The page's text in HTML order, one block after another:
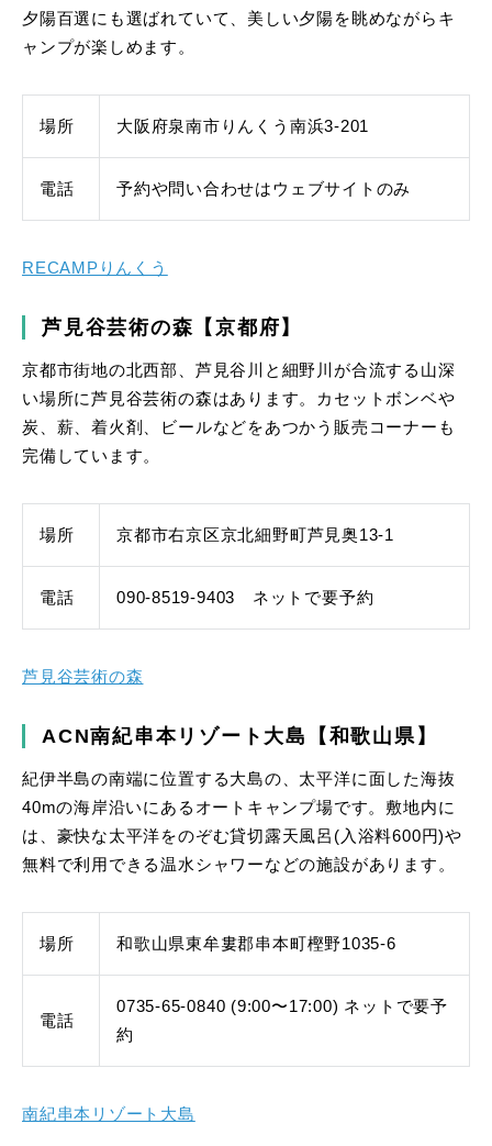
夕陽百選にも選ばれていて、美しい夕陽を眺めながらキ
ャンプが楽しめます。
場所 大阪府泉南市りんくう南浜3-201
電話 予約や問い合わせはウェブサイトのみ
RECAMPりんくう
芦見谷芸術の森【京都府】
京都市街地の北西部、芦見谷川と細野川が合流する山深
い場所に芦見谷芸術の森はあります。カセットボンベや
炭、薪、着火剤、ビールなどをあつかう販売コーナーも
完備しています。
場所 京都市右京区京北細野町芦見奥13-1
電話 090-8519-9403 ネットで要予約
芦見谷芸術の森
ACN南紀串本リゾート大島【和歌山県】
紀伊半島の南端に位置する大島の、太平洋に面した海抜
40mの海岸沿いにあるオートキャンプ場です。敷地内に
は、豪快な太平洋をのぞむ貸切露天風呂(入浴料600円)や
無料で利用できる温水シャワーなどの施設があります。
場所 和歌山県東牟婁郡串本町樫野1035-6
電話
0735-65-0840 (9:00〜17:00) ネットで要予
約
南紀串本リゾート大島